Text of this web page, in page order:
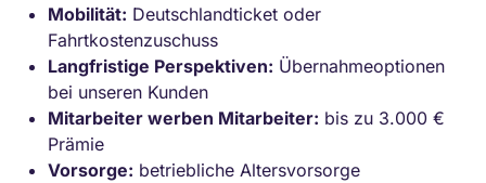
Mobilität: Deutschlandticket oder
Fahrtkostenzuschuss
Langfristige Perspektiven: Übernahmeoptionen
bei unseren Kunden
Mitarbeiter werben Mitarbeiter: bis zu 3.000 €
Prämie
Vorsorge: betriebliche Altersvorsorge